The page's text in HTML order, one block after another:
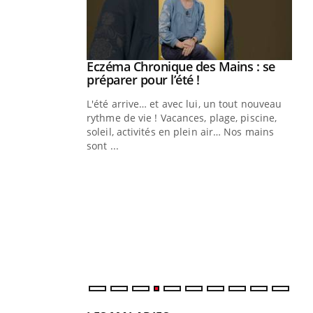
Youtube
Eczéma Chronique des Mains : se
préparer pour l’été !Youtube
L'été arrive… et avec lui, un tout nouveau
rythme de vie ! Vacances, plage, piscine,
soleil, activités en plein air… Nos mains
sont ...